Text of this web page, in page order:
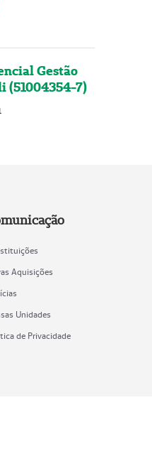
Gestão
(51004354-7)
Aquisições
Unidades
de Privacidade